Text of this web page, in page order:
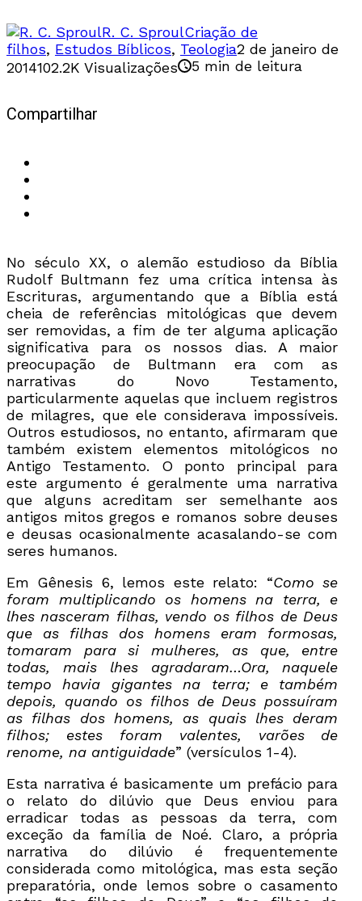
R. C. SproulCriação de
filhos, Estudos Bíblicos, Teologia2 de janeiro de
2014102.2K Visualizações 5 min de leitura
Compartilhar
No século XX, o alemão estudioso da Bíblia
Rudolf Bultmann fez uma crítica intensa às
Escrituras, argumentando que a Bíblia está
cheia de referências mitológicas que devem
ser removidas, a fim de ter alguma aplicação
significativa para os nossos dias. A maior
preocupação de Bultmann era com as
narrativas do Novo Testamento,
particularmente aquelas que incluem registros
de milagres, que ele considerava impossíveis.
Outros estudiosos, no entanto, afirmaram que
também existem elementos mitológicos no
Antigo Testamento. O ponto principal para
este argumento é geralmente uma narrativa
que alguns acreditam ser semelhante aos
antigos mitos gregos e romanos sobre deuses
e deusas ocasionalmente acasalando-se com
seres humanos.
Em Gênesis 6, lemos este relato: “Como se
foram multiplicando os homens na terra, e
lhes nasceram filhas, vendo os filhos de Deus
que as filhas dos homens eram formosas,
tomaram para si mulheres, as que, entre
todas, mais lhes agradaram…Ora, naquele
tempo havia gigantes na terra; e também
depois, quando os filhos de Deus possuíram
as filhas dos homens, as quais lhes deram
filhos; estes foram valentes, varões de
renome, na antiguidade” (versículos 1-4).
Esta narrativa é basicamente um prefácio para
o relato do dilúvio que Deus enviou para
erradicar todas as pessoas da terra, com
exceção da família de Noé. Claro, a própria
narrativa do dilúvio é frequentemente
considerada como mitológica, mas esta seção
preparatória, onde lemos sobre o casamento